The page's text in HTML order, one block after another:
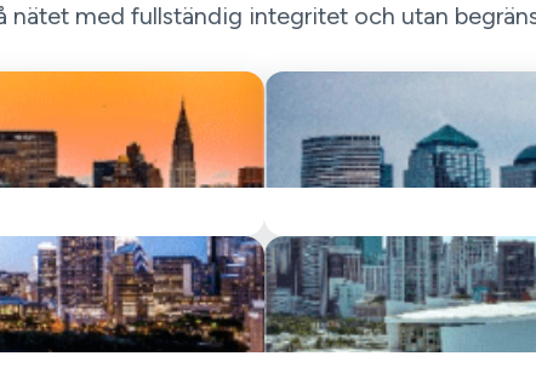
nätet med fullständig integritet och utan